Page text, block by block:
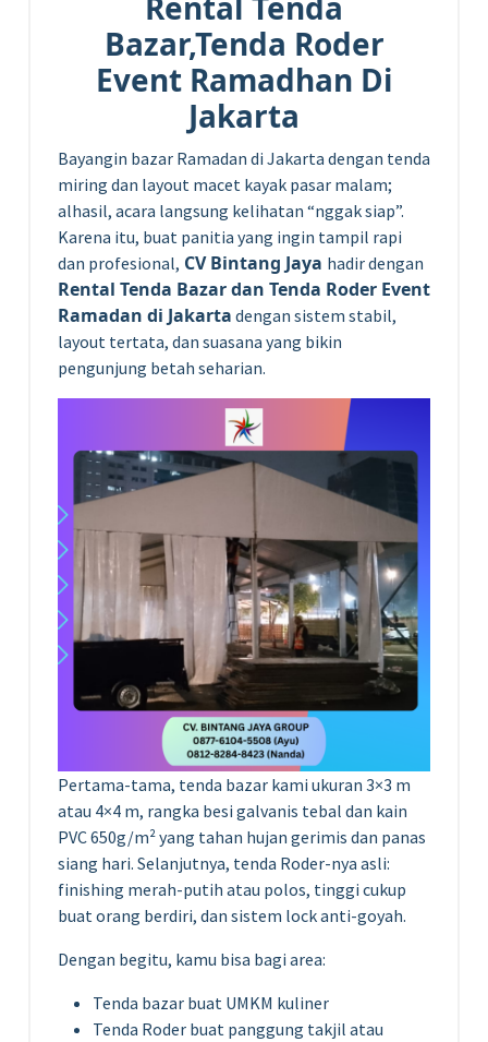
Bazar,Tenda Roder
Event Ramadhan Di
Jakarta
Bayangin bazar Ramadan di Jakarta dengan tenda
miring dan layout macet kayak pasar malam;
alhasil, acara langsung kelihatan “nggak siap”.
Karena itu, buat panitia yang ingin tampil rapi
dan profesional, CV Bintang Jaya hadir dengan
Rental Tenda Bazar dan Tenda Roder Event
Ramadan di Jakarta dengan sistem stabil,
layout tertata, dan suasana yang bikin
pengunjung betah seharian.
Pertama-tama, tenda bazar kami ukuran 3×3 m
atau 4×4 m, rangka besi galvanis tebal dan kain
PVC 650g/m² yang tahan hujan gerimis dan panas
siang hari. Selanjutnya, tenda Roder-nya asli:
finishing merah-putih atau polos, tinggi cukup
buat orang berdiri, dan sistem lock anti-goyah.
Dengan begitu, kamu bisa bagi area:
Tenda bazar buat UMKM kuliner
Tenda Roder buat panggung takjil atau